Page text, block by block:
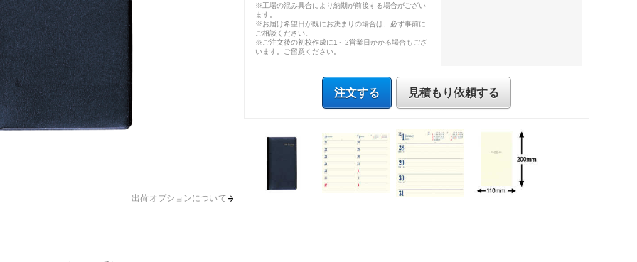
出荷オプションについて
※工場の混み具合により納期が前後する場合がござい
ます。
※お届け希望日が既にお決まりの場合は、必ず事前に
ご相談ください。
※ご注文後の初校作成に1～2営業日かかる場合もござ
います。ご留意ください。
注文する 見積もり依頼する